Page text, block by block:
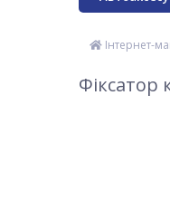
Інтернет-
Фіксатор